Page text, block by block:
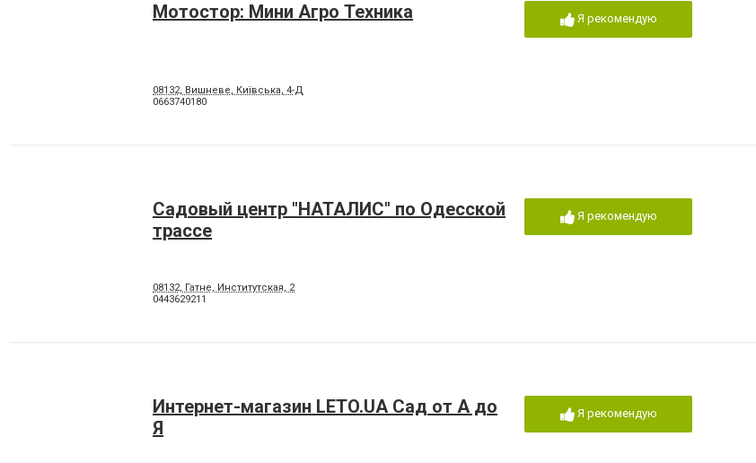
Мотостор: Мини Агро Техника
08132, Вишневе, Київська, 4-Д
0663740180
Я рекомендую
Садовый центр "НАТАЛИС" по Одесской
трассе
08132, Гатне, Институтская, 2
0443629211
Я рекомендую
Интернет-магазин LETO.UA Сад от А до
Я
Я рекомендую